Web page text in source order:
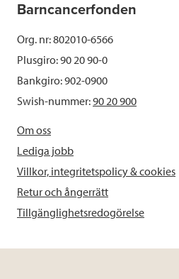
Barncancerfonden
Org. nr: 802010-6566
Plusgiro: 90 20 90-0
Bankgiro: 902-0900
Swish-nummer:90 20 900
Om oss
Lediga jobb
Villkor, integritetspolicy & cookies
Retur och ångerrätt
Tillgänglighetsredogörelse